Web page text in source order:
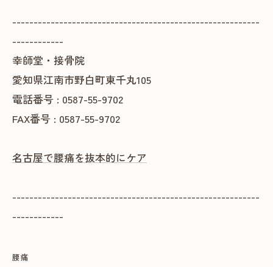
----------------------------------------------------------
------------
幸師堂・接骨院
愛知県江南市野白町東千丸105
電話番号 : 0587-55-9702
FAX番号 : 0587-55-9702
名古屋で腰痛を抜本的にケア
----------------------------------------------------------
------------
腰痛